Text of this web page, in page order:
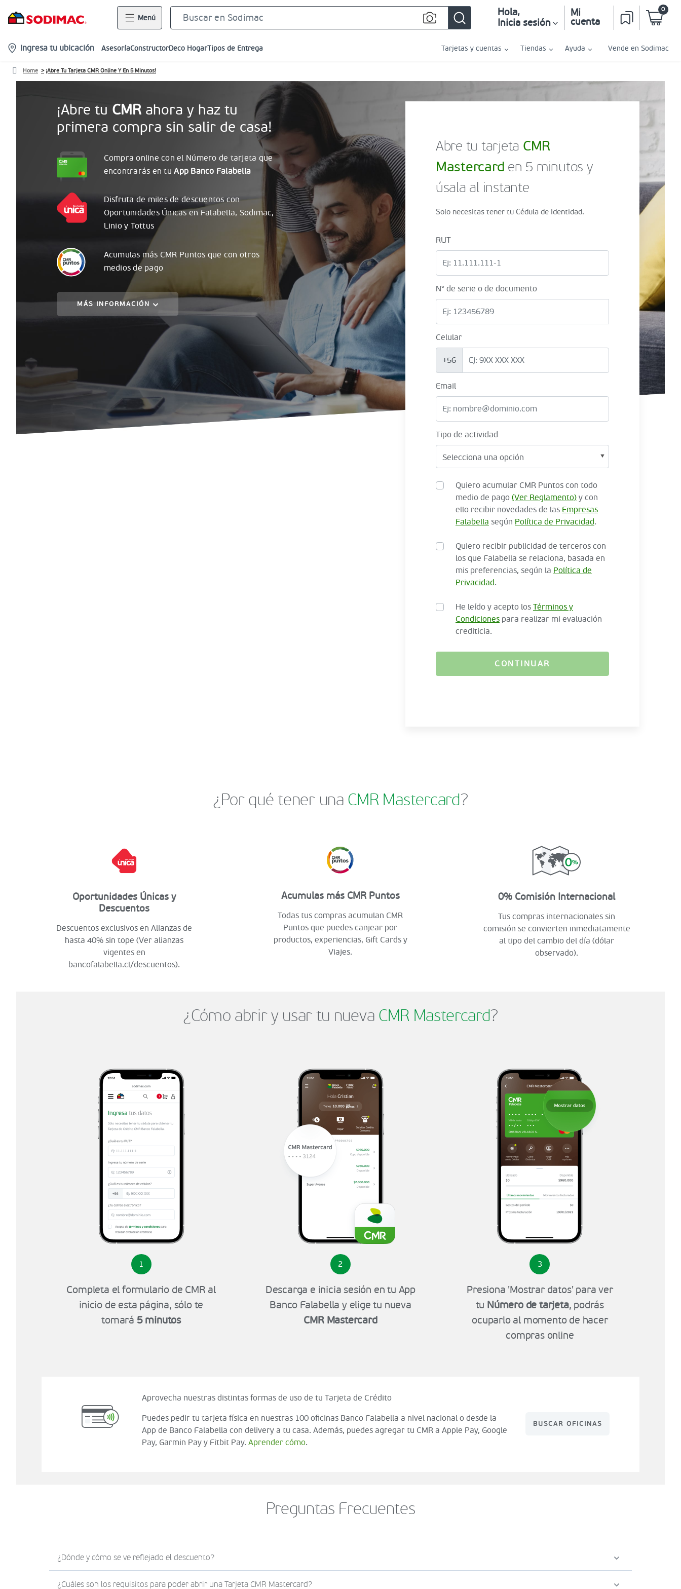
Menú Hola,
Inicia sesión
Mi
cuenta
0
location-
icon
Ingresa tu ubicación AsesoríaConstructorDeco HogarTipos de Entrega Tarjetas y cuentas Tiendas Ayuda Vende en Sodimac
Home ¡Abre Tu Tarjeta CMR Online Y En 5 Minutos!
¡Abre tu CMR ahora y haz tu
primera compra sin salir de casa!
Compra online con el Número de tarjeta que
encontrarás en tu App Banco Falabella
Disfruta de miles de descuentos con
OportunidadesÚnicasen Falabella, Sodimac,
Linio y Tottus
Acumulas más CMR Puntos que con otros
medios de pago
MÁS INFORMACIÓN
Abre tu tarjeta CMR
Mastercard en 5 minutos y
úsala al instante
Solo necesitas tener tu Cédula de Identidad.
RUT
N° de serie o de documento
Celular
+56
Email
Tipo de actividad
Quiero acumular CMR Puntos con todo
medio de pago (Ver Reglamento) y con
ello recibir novedades de las Empresas
Falabella según Política de Privacidad.
Quiero recibir publicidad de terceros con
los que Falabella se relaciona, basada en
mis preferencias, según la Política de
Privacidad.
He leído y acepto los Términos y
Condiciones para realizar mi evaluación
crediticia.
CONTINUAR
¿Por qué tener una CMR Mastercard?
Oportunidades Únicas y
Descuentos
Descuentos exclusivos en Alianzas de
hasta 40% sin tope (Ver alianzas
vigentes en
bancofalabella.cl/descuentos).
Acumulas más CMR Puntos
Todas tus compras acumulan CMR
Puntos que puedes canjear por
productos, experiencias, Gift Cards y
Viajes.
0% Comisión Internacional
Tus compras internacionales sin
comisión se convierten inmediatamente
al tipo del cambio del día (dólar
observado).
¿Cómo abrir y usar tu nueva CMR Mastercard?
1
Completa el formulario de CMR al
inicio de esta página, sólo te
tomará 5 minutos
2
Descarga e inicia sesión en tu App
Banco Falabella y elige tu nueva
CMR Mastercard
3
Presiona 'Mostrar datos' para ver
tu Número de tarjeta, podrás
ocuparlo al momento de hacer
compras online
Aprovecha nuestras distintas formas de uso de tu Tarjeta de Crédito
Puedes pedir tu tarjeta física en nuestras 100 oficinas Banco Falabella a nivel nacional o desde la
App de Banco Falabella con delivery a tu casa. Además, puedes agregar tu CMR a Apple Pay, Google
Pay, Garmin Pay y Fitbit Pay. Aprender cómo.
BUSCAR OFICINAS
Preguntas Frecuentes
¿Dónde y cómo se ve reflejado el descuento?
¿Cuáles son los requisitos para poder abrir una Tarjeta CMR Mastercard?